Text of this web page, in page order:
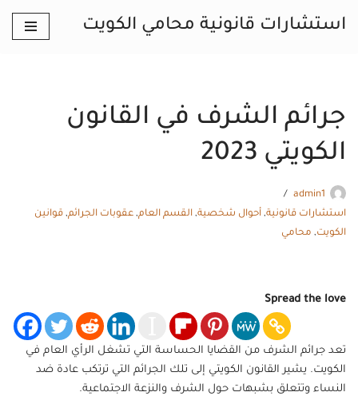
استشارات قانونية محامي الكويت
جرائم الشرف في القانون
الكويتي 2023
admin1
استشارات قانونية, أحوال شخصية, القسم العام, عقوبات الجرائم, قوانين
الكويت, محامي
Spread the love
تعد جرائم الشرف من القضايا الحساسة التي تشغل الرأي العام في
الكويت. يشير القانون الكويتي إلى تلك الجرائم التي ترتكب عادة ضد
النساء وتتعلق بشبهات حول الشرف والنزعة الاجتماعية.